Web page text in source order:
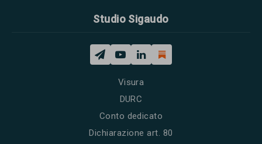
Studio Sigaudo
Visura
DURC
Conto dedicato
Dichiarazione art. 80